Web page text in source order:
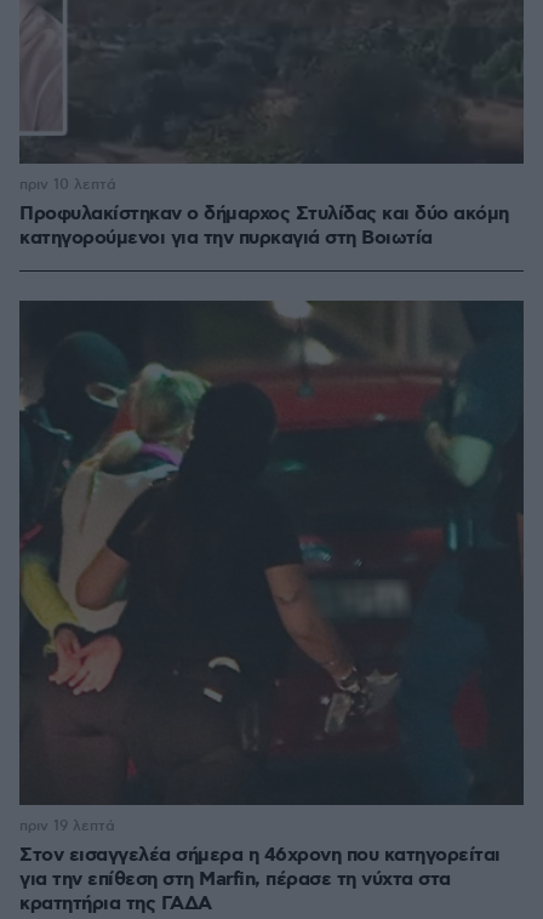
Προφυλακίστηκαν ο δήμαρχος Στυλίδας και δύο ακόμη
κατηγορούμενοι για την πυρκαγιά στη Βοιωτία
πριν 10 λεπτά
Στον εισαγγελέα σήμερα η 46χρονη που κατηγορείται
για την επίθεση στη Marfin, πέρασε τη νύχτα στα
κρατητήρια της ΓΑΔΑ
πριν 19 λεπτά